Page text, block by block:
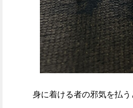
身に着ける者の邪気を払う